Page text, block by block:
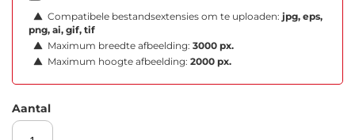
Compatibele bestandsextensies om te uploaden: jpg, eps,
png, ai, gif, tif
Maximum breedte afbeelding: 3000 px.
Maximum hoogte afbeelding: 2000 px.
Aantal